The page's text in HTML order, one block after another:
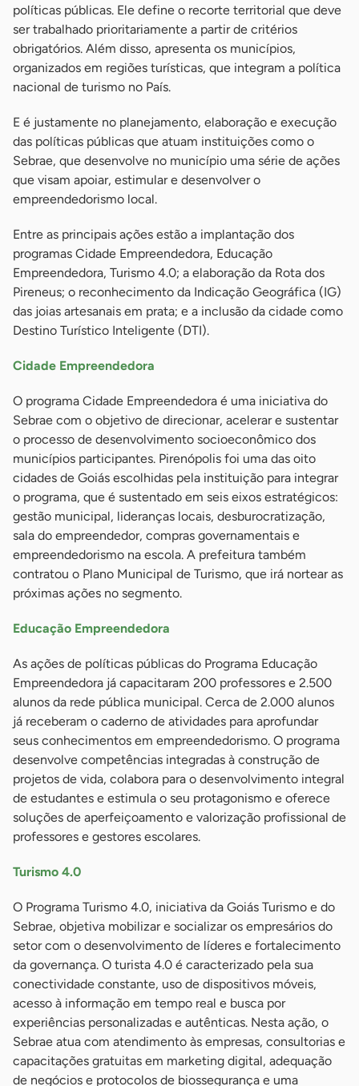
políticas públicas. Ele define o recorte territorial que deve
ser trabalhado prioritariamente a partir de critérios
obrigatórios. Além disso, apresenta os municípios,
organizados em regiões turísticas, que integram a política
nacional de turismo no País.
E é justamente no planejamento, elaboração e execução
das políticas públicas que atuam instituições como o
Sebrae, que desenvolve no município uma série de ações
que visam apoiar, estimular e desenvolver o
empreendedorismo local.
Entre as principais ações estão a implantação dos
programas Cidade Empreendedora, Educação
Empreendedora, Turismo 4.0; a elaboração da Rota dos
Pireneus; o reconhecimento da Indicação Geográfica (IG)
das joias artesanais em prata; e a inclusão da cidade como
Destino Turístico Inteligente (DTI).
Cidade Empreendedora
O programa Cidade Empreendedora é uma iniciativa do
Sebrae com o objetivo de direcionar, acelerar e sustentar
o processo de desenvolvimento socioeconômico dos
municípios participantes. Pirenópolis foi uma das oito
cidades de Goiás escolhidas pela instituição para integrar
o programa, que é sustentado em seis eixos estratégicos:
gestão municipal, lideranças locais, desburocratização,
sala do empreendedor, compras governamentais e
empreendedorismo na escola. A prefeitura também
contratou o Plano Municipal de Turismo, que irá nortear as
próximas ações no segmento.
Educação Empreendedora
As ações de políticas públicas do Programa Educação
Empreendedora já capacitaram 200 professores e 2.500
alunos da rede pública municipal. Cerca de 2.000 alunos
já receberam o caderno de atividades para aprofundar
seus conhecimentos em empreendedorismo. O programa
desenvolve competências integradas à construção de
projetos de vida, colabora para o desenvolvimento integral
de estudantes e estimula o seu protagonismo e oferece
soluções de aperfeiçoamento e valorização profissional de
professores e gestores escolares.
Turismo 4.0
O Programa Turismo 4.0, iniciativa da Goiás Turismo e do
Sebrae, objetiva mobilizar e socializar os empresários do
setor com o desenvolvimento de líderes e fortalecimento
da governança. O turista 4.0 é caracterizado pela sua
conectividade constante, uso de dispositivos móveis,
acesso à informação em tempo real e busca por
experiências personalizadas e autênticas. Nesta ação, o
Sebrae atua com atendimento às empresas, consultorias e
capacitações gratuitas em marketing digital, adequação
de negócios e protocolos de biossegurança e uma